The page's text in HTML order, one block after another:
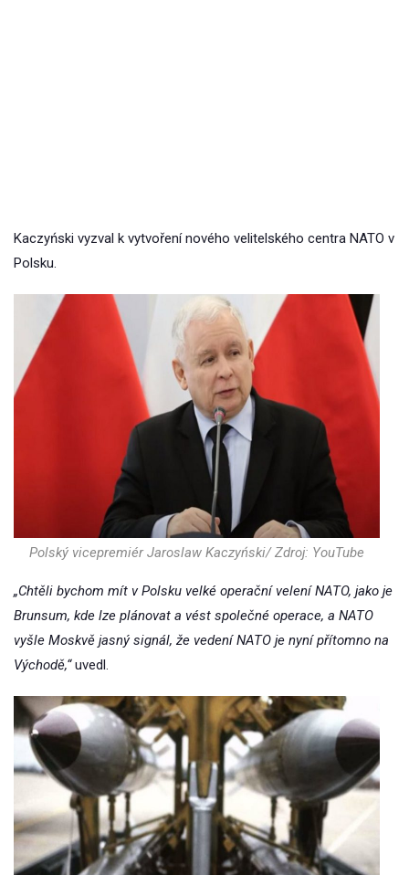
Kaczyński vyzval k vytvoření nového velitelského centra NATO v
Polsku.
Polský vicepremiér Jaroslaw Kaczyński/ Zdroj: YouTube
„Chtěli bychom mít v Polsku velké operační velení NATO, jako je
Brunsum, kde lze plánovat a vést společné operace, a NATO
vyšle Moskvě jasný signál, že vedení NATO je nyní přítomno na
Východě,“uvedl.